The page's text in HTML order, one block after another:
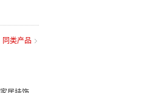
同类产品